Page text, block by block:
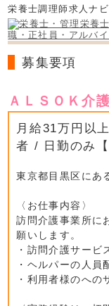
栄養士調理師求人ナ
募集要項
ＡＬＳＯＫ介
月給31万円以
者 / 日勤のみ【
東京都目黒区にあ
〈お仕事内容〉
訪問介護事業所に
願いします。
・訪問介護サービ
・ヘルパーの人員
・利用者様のへの